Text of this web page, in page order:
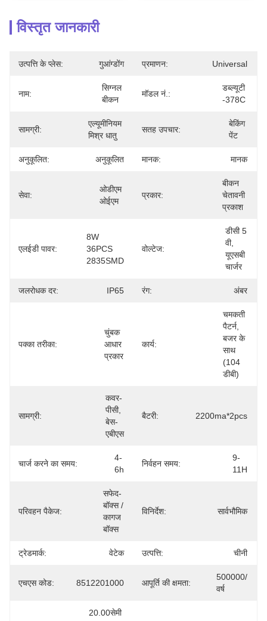
विस्तृत जानकारी
उत्पत्ति के प्लेस: गुआंग्डोंग प्रमाणन: Universal
नाम:
सिग्नल
बीकन
मॉडल नं.:
डब्ल्यूटी
-378C
सामग्री:
एल्यूमीनियम
मिश्र धातु
सतह उपचार:
बेकिंग
पेंट
अनुकूलित: अनुकूलित मानक: मानक
सेवा:
ओडीएम
ओईएम
प्रकार:
बीकन
चेतावनी
प्रकाश
एलईडी पावर:
8W
36PCS
2835SMD
वोल्टेज:
डीसी 5
वी,
यूएसबी
चार्जर
जलरोधक दर: IP65 रंग: अंबर
पक्का तरीका:
चुंबक
आधार
प्रकार
कार्य:
चमकती
पैटर्न,
बजर के
साथ
(104
डीबी)
सामग्री:
कवर-
पीसी,
बेस-
एबीएस
बैटरी: 2200ma*2pcs
चार्ज करने का समय:
4-
6h
निर्वहन समय:
9-
11H
परिवहन पैकेज:
सफेद-
बॉक्स /
कागज
बॉक्स
विनिर्देश: सार्वभौमिक
ट्रेडमार्क: वेटेक उत्पत्ति: चीनी
एचएस कोड: 8512201000 आपूर्ति की क्षमता:
500000/
वर्ष
20.00सेमी